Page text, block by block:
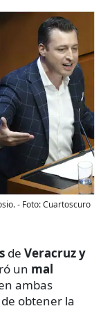
- Foto:Cuartoscuro
de Veracruz y
un mal
ambas
obtener la